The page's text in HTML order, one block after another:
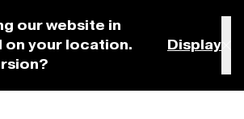
our website in
on your location.
Display